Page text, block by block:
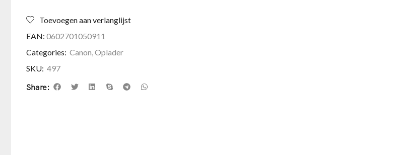
Toevoegen aan verlanglijst
EAN: 0602701050911
Categories: Canon,Oplader
SKU: 497
Share: